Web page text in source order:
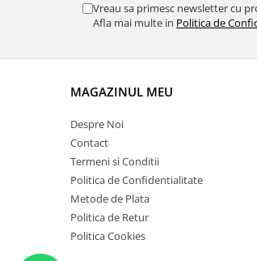
Vreau sa primesc newsletter cu
Afla mai multe in Politica de
MAGAZINUL MEU
Despre Noi
Contact
Termeni si Conditii
Politica de Confidentialitate
Metode de Plata
Politica de Retur
Politica Cookies